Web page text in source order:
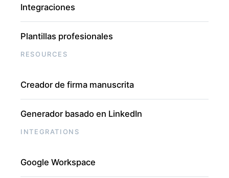
Integraciones
Plantillas profesionales
RESOURCES
Creador de firma manuscrita
Generador basado en LinkedIn
INTEGRATIONS
Google Workspace